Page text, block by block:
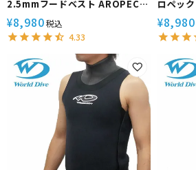
2.5mmフードベスト AROPEC/
アロペック 男女兼用 裏起毛
¥8,980税込
4.33
ロペック 男女兼用 サイドベルク
ロ
¥8,980